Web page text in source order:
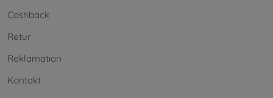
Cashback
Retur
Reklamation
Kontakt